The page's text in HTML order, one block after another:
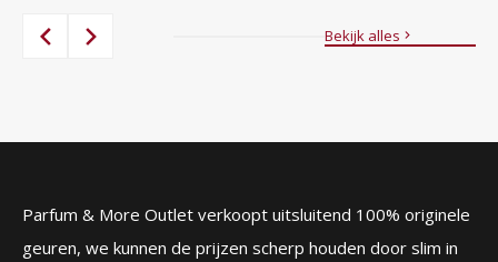
Bekijk alles
Parfum & More Outlet verkoopt uitsluitend 100% originele
geuren, we kunnen de prijzen scherp houden door slim in